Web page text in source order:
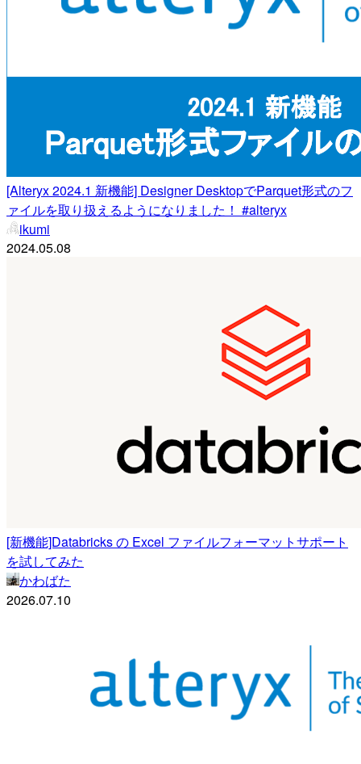
[Alteryx 2024.1 新機能] Designer DesktopでParquet形式のフ
ァイルを取り扱えるようになりました！ #alteryx
ikumi
2024.05.08
[新機能]Databricks の Excel ファイルフォーマットサポート
を試してみた
かわばた
2026.07.10